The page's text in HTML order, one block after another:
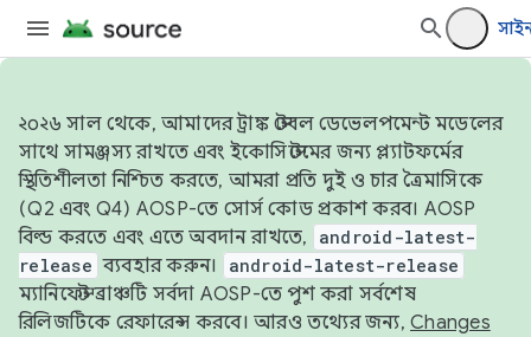
২০২৬ সাল থেকে, আমাদের ট্রাঙ্ক স্টেবল ডেভেলপমেন্ট মডেলের
সাথে সামঞ্জস্য রাখতে এবং ইকোসিস্টেমের জন্য প্ল্যাটফর্মের
স্থিতিশীলতা নিশ্চিত করতে, আমরা প্রতি দুই ও চার ত্রৈমাসিকে
(Q2 এবং Q4) AOSP-তে সোর্স কোড প্রকাশ করব। AOSP
বিল্ড করতে এবং এতে অবদান রাখতে,
android-latest-
release ব্যবহার করুন। android-latest-release
ম্যানিফেস্ট ব্রাঞ্চটি সর্বদা AOSP-তে পুশ করা সর্বশেষ
রিলিজটিকে রেফারেন্স করবে। আরও তথ্যের জন্য, Changes